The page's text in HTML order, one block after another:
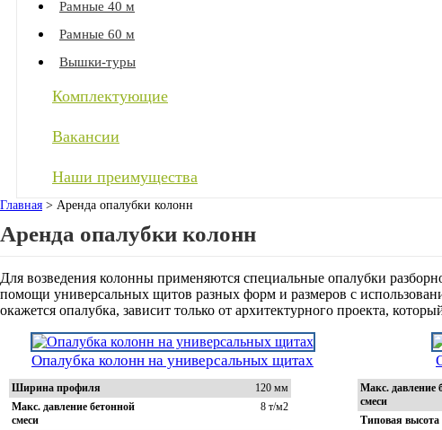
Рамные 40 м
Рамные 60 м
Вышки-туры
Комплектующие
Вакансии
Наши преимущества
Главная > Аренда опалубки колонн
Аренда опалубки колонн
Для возведения колонны применяются специальные опалубки
помощи универсальных щитов разных форм и размеров с
окажется опалубка, зависит только от архитектурного проекта,
Опалубка колонн на универсальных щитах
Ширина профиля
120 мм
Макс. давление бетонной
смеси
8 т/м2
Макс. давление
смеси
Типовая